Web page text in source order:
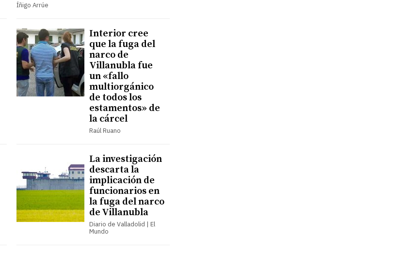
Íñigo Arrúe
Interior cree
que la fuga del
narco de
Villanubla fue
un «fallo
multiorgánico
de todos los
estamentos» de
la cárcel
Raúl Ruano
La investigación
descarta la
implicación de
funcionarios en
la fuga del narco
de Villanubla
Diario de Valladolid | El
Mundo